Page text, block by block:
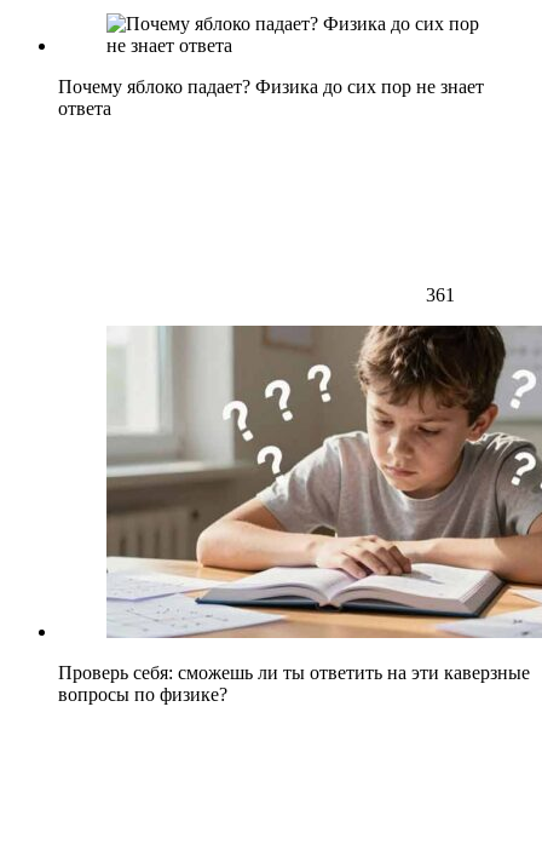
Почему яблоко падает? Физика до сих пор не знает
ответа
361
Проверь себя: сможешь ли ты ответить на эти каверзные
вопросы по физике?